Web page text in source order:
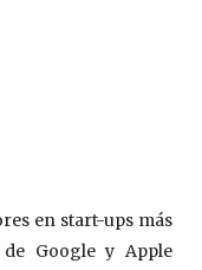
en start-ups más
Google y Apple